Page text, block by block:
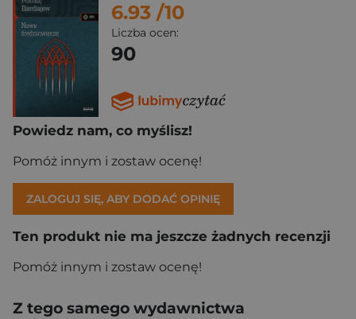
6.93 /10
Liczba ocen:
90
Powiedz nam, co myślisz!
Pomóż innym i zostaw ocenę!
ZALOGUJ SIĘ, ABY DODAĆ OPINIĘ
Ten produkt nie ma jeszcze żadnych recenzji
Pomóż innym i zostaw ocenę!
Z tego samego wydawnictwa